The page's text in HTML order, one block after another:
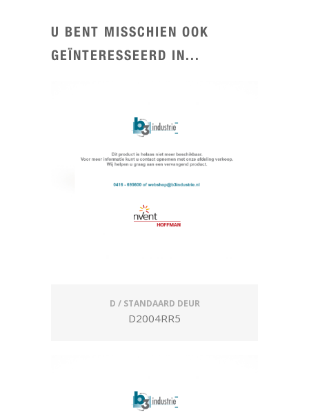
U BENT MISSCHIEN OOK
GEÏNTERESSEERD IN...
D / STANDAARD DEUR
D2004RR5